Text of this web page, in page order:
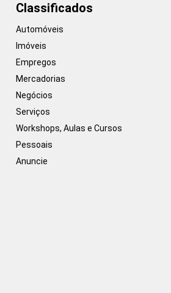
Classificados
Automóveis
Imóveis
Empregos
Mercadorias
Negócios
Serviços
Workshops, Aulas e Cursos
Pessoais
Anuncie